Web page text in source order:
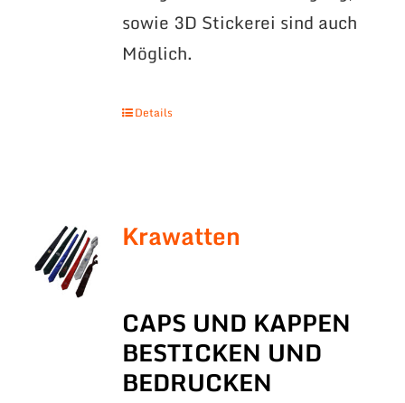
sowie 3D Stickerei sind auch
Möglich.
Details
Krawatten
CAPS UND KAPPEN
BESTICKEN UND
BEDRUCKEN